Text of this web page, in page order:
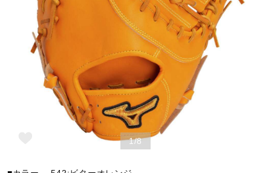
バレーボール
テニス／ソフトテニス
バドミントン
陸上競技
1/8